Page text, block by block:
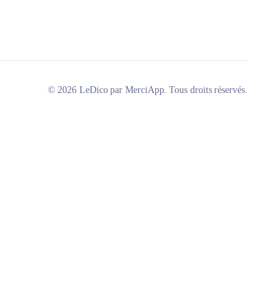
© 2026 LeDico par MerciApp. Tous droits réservés.